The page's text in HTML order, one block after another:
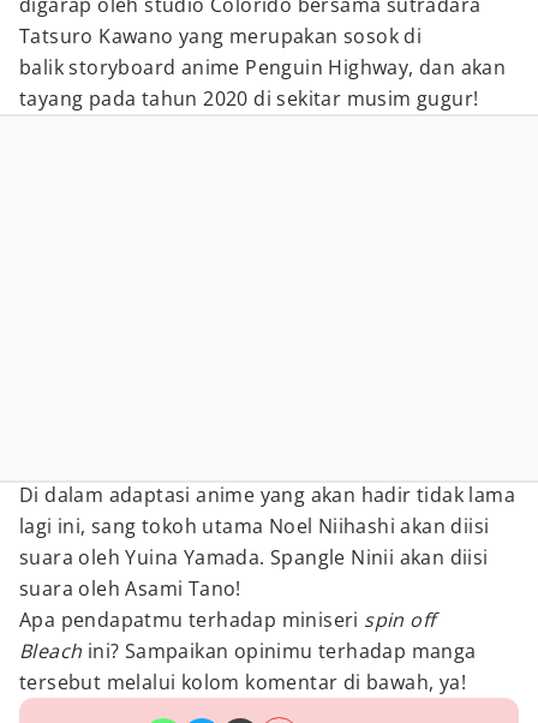
Tatsuro Kawano yang merupakan sosok di
balik storyboard anime Penguin Highway, dan akan
tayang pada tahun 2020 di sekitar musim gugur!
Di dalam adaptasi anime yang akan hadir tidak lama
lagi ini, sang tokoh utama Noel Niihashi akan diisi
suara oleh Yuina Yamada. Spangle Ninii akan diisi
suara oleh Asami Tano!
Apa pendapatmu terhadap miniseri spin off
Bleach ini? Sampaikan opinimu terhadap manga
tersebut melalui kolom komentar di bawah, ya!